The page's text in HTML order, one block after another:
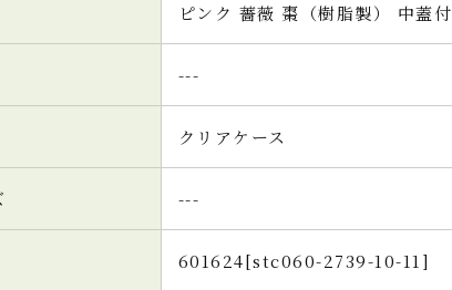
ピンク 薔薇 棗（樹脂製） 中蓋付
---
クリアケース
---
601624[stc060-2739-10-11]